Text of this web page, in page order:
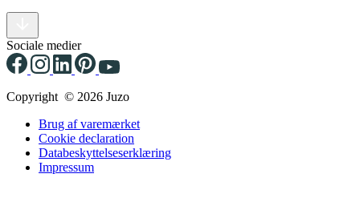
Sociale medier
Copyright © 2026 Juzo
Brug af varemærket
Cookie declaration
Databeskyttelseserklæring
Impressum